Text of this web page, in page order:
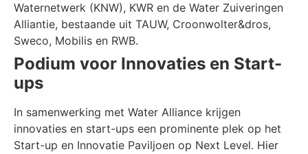
Waternetwerk (KNW), KWR en de Water Zuiveringen
Alliantie, bestaande uit TAUW, Croonwolter&dros,
Sweco, Mobilis en RWB.
Podium voor Innovaties en Start-
ups
In samenwerking met Water Alliance krijgen
innovaties en start-ups een prominente plek op het
Start-up en Innovatie Paviljoen op Next Level. Hier